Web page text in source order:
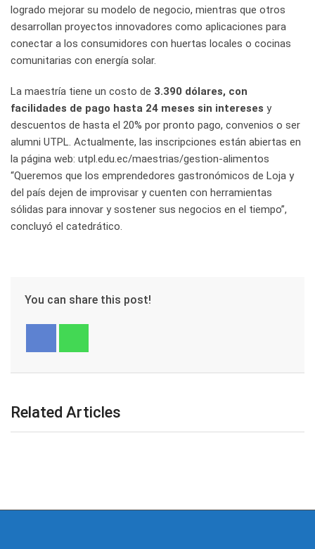
logrado mejorar su modelo de negocio, mientras que otros
desarrollan proyectos innovadores como aplicaciones para
conectar a los consumidores con huertas locales o cocinas
comunitarias con energía solar.
La maestría tiene un costo de 3.390 dólares, con
facilidades de pago hasta 24 meses sin intereses y
descuentos de hasta el 20% por pronto pago, convenios o ser
alumni UTPL. Actualmente, las inscripciones están abiertas en
la página web: utpl.edu.ec/maestrias/gestion-alimentos
“Queremos que los emprendedores gastronómicos de Loja y
del país dejen de improvisar y cuenten con herramientas
sólidas para innovar y sostener sus negocios en el tiempo”,
concluyó el catedrático.
You can share this post!
Related Articles